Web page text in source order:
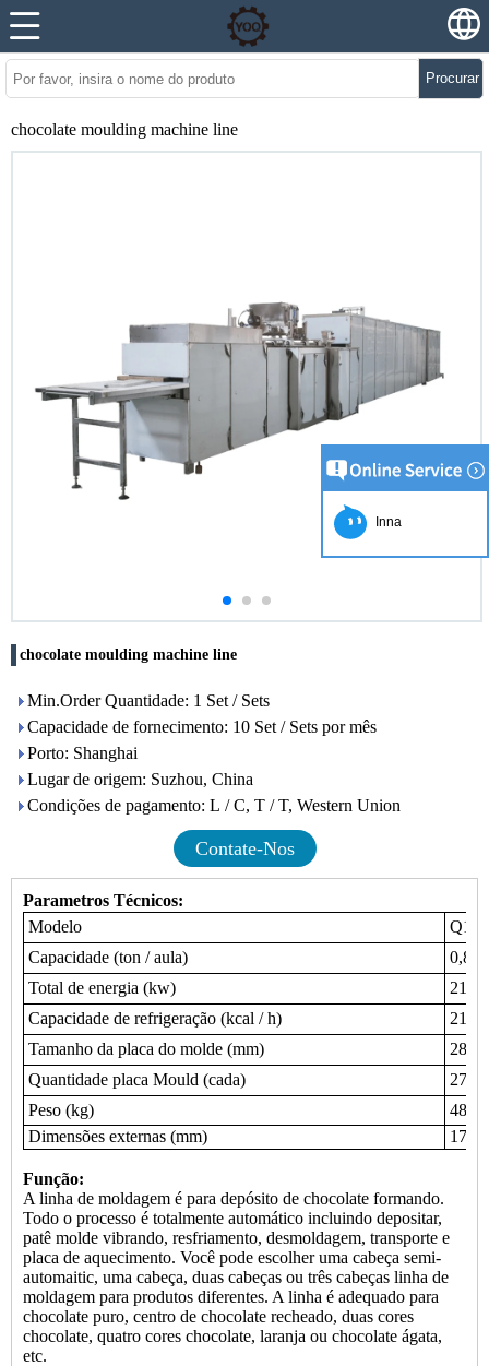
Procurar
chocolate moulding machine line
chocolate moulding machine line
Min.Order Quantidade: 1 Set / Sets
Capacidade de fornecimento: 10 Set / Sets por mês
Porto: Shanghai
Lugar de origem: Suzhou, China
Condições de pagamento: L / C, T / T, Western Union
Contate-Nos
Parametros Técnicos:
Modelo
Q111
Capacidade (ton / aula)
0,8-
Total de energia (kw)
21
Capacidade de refrigeração (kcal / h)
Tamanho da placa do molde (mm)
280
Quantidade placa Mould (cada)
270
Peso (kg)
4800
Dimensões externas (mm)
Função:
A linha de moldagem é para depósito de chocolate formando.
Todo o processo é totalmente automático incluindo depositar,
patê molde vibrando, resfriamento, desmoldagem, transporte e
placa de aquecimento. Você pode escolher uma cabeça semi-
automaitic, uma cabeça, duas cabeças ou três cabeças linha de
moldagem para produtos diferentes. A linha é adequado para
chocolate puro, centro de chocolate recheado, duas cores
chocolate, quatro cores chocolate, laranja ou chocolate ágata,
etc.
Inna